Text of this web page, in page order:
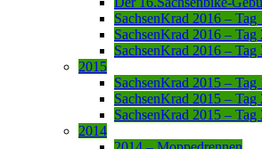
SachsenKrad 2016 – Tag
SachsenKrad 2016 – Tag
SachsenKrad 2016 – Tag
2015
SachsenKrad 2015 – Tag
SachsenKrad 2015 – Tag
SachsenKrad 2015 – Tag
2014